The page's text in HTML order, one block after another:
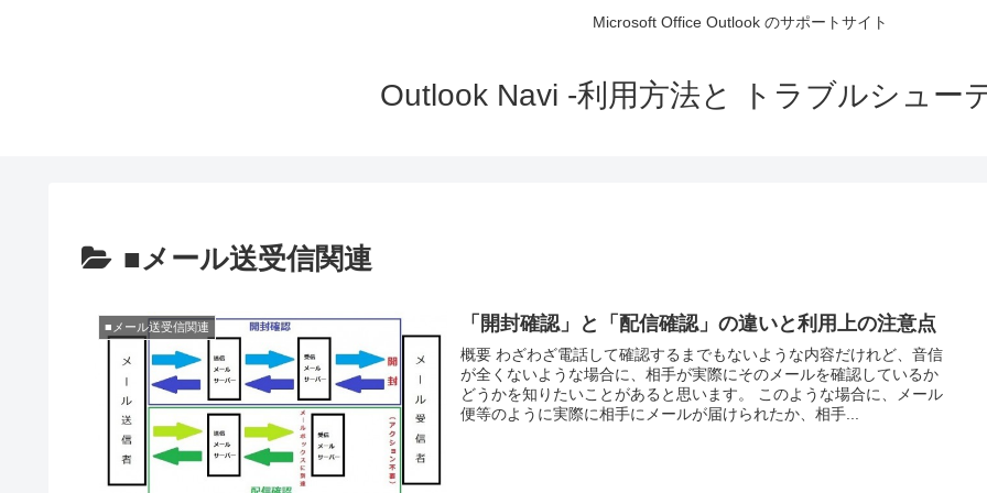
Microsoft Office Outlook のサポートサイト
Outlook Navi -利用方法と トラブルシュー
■メール送受信関連
■メール送受信関連 「開封確認」と「配信確認」の違いと利用上の注意点
概要 わざわざ電話して確認するまでもないような内容だけれど、音信
が全くないような場合に、相手が実際にそのメールを確認しているか
どうかを知りたいことがあると思います。 このような場合に、メール
便等のように実際に相手にメールが届けられたか、相手...